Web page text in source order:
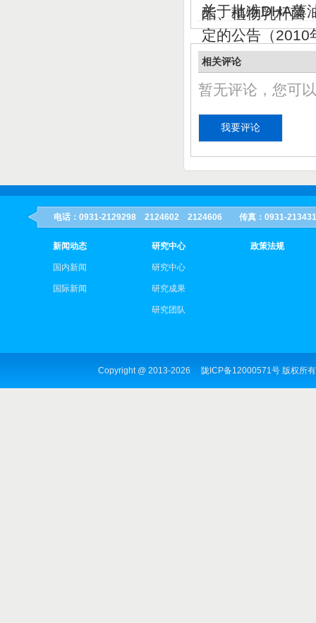
酯、植物乳杆菌
关于批准DHA藻
定的公告（2010
相关评论
暂无评论，您可
电话：0931-2129298 2124602 2124606 传真：0931-
新闻动态
国内新闻
国际新闻
研究中心
研究中心
研究成果
研究团队
政策法规
Copyright @ 2013-2026 陇ICP备12000571号 版权所